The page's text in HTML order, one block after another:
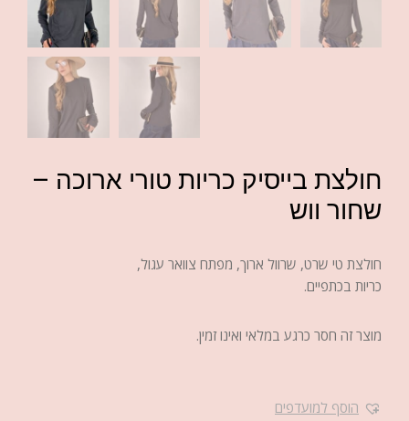
חולצת בייסיק כריות טורי ארוכה –
שחור ווש
חולצת טי שרט, שרוול ארוך, מפתח צוואר עגול,
כריות בכתפיים.
מוצר זה חסר כרגע במלאי ואינו זמין.
הוסף למועדפים